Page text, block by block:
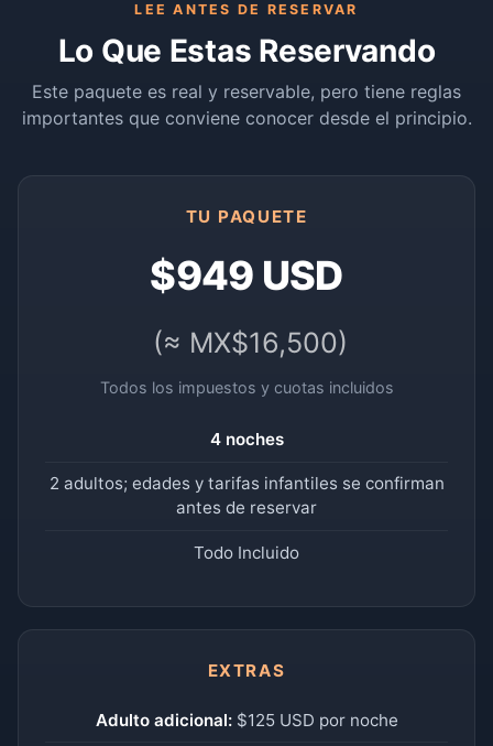
LEE ANTES DE RESERVAR
Lo Que Estas Reservando
Este paquete es real y reservable, pero tiene reglas
importantes que conviene conocer desde el principio.
TU PAQUETE
$949 USD
(≈ MX$16,500)
Todos los impuestos y cuotas incluidos
4 noches
2 adultos; edades y tarifas infantiles se confirman
antes de reservar
Todo Incluido
EXTRAS
Adulto adicional:$125 USD por noche